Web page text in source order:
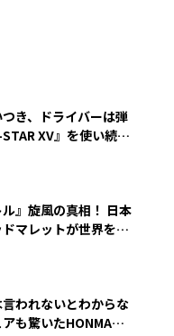
つき、ドライバーは弾
XV』を使い続け
』旋風の真相！ 日本
マレットが世界を席
言われないとわからな
も驚いたHONMA